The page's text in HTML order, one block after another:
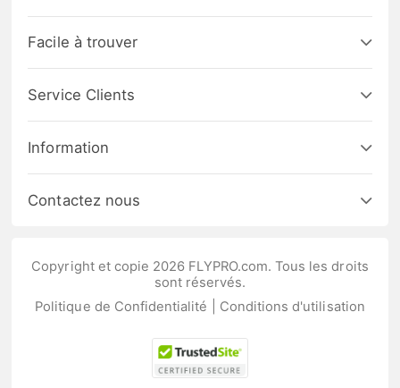
Facile à trouver
Service Clients
Information
Contactez nous
Copyright et copie 2026 FLYPRO.com. Tous les droits
sont réservés.
Politique de Confidentialité
Conditions d'utilisation